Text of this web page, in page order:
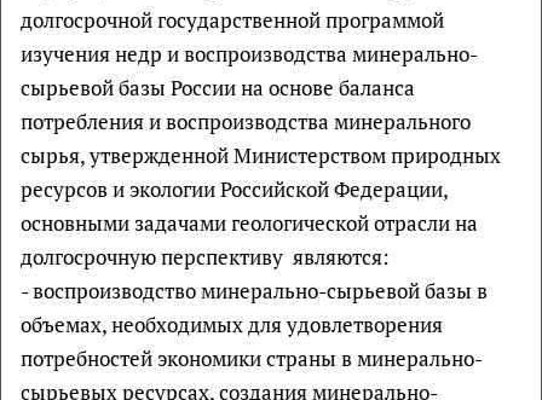
долгосрочной государственной программой
изучения недр и воспроизводства минерально-
сырьевой базы России на основе баланса
потребления и воспроизводства минерального
сырья, утвержденной Министерством природных
ресурсов и экологии Российской Федерации,
основными задачами геологической отрасли на
долгосрочную перспективу являются:
- воспроизводство минерально-сырьевой базы в
объемах, необходимых для удовлетворения
потребностей экономики страны в минерально-
сырьевых ресурсах, создания минерально-